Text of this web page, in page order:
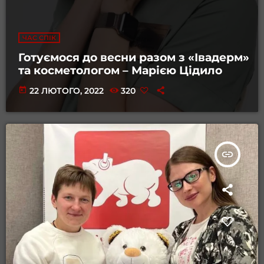
ЧАС СПІК
Готуємося до весни разом з «Івадерм»
та косметологом – Марією Цідило
today 22 ЛЮТОГО, 2022 320
insert_link